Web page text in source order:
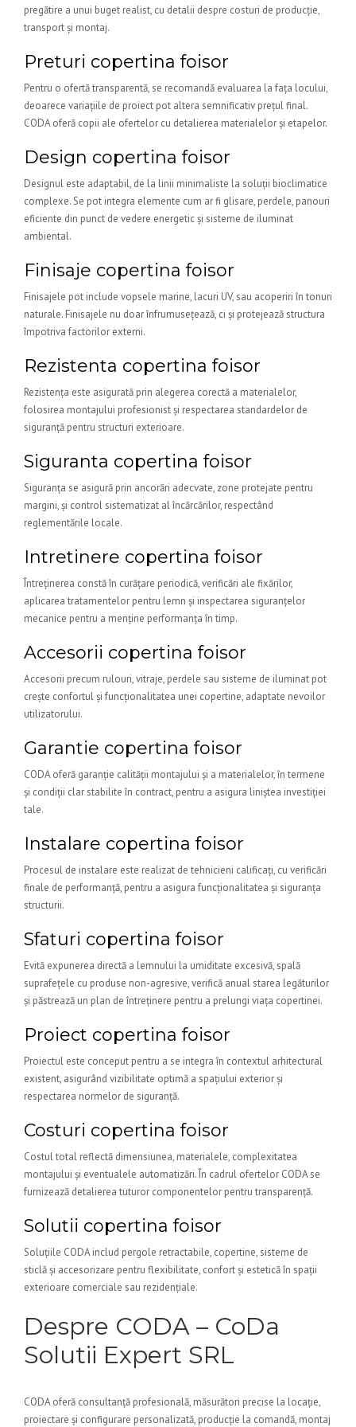
pregătire a unui buget realist, cu detalii despre costuri de producție,
transport și montaj.
Preturi copertina foisor
Pentru o ofertă transparentă, se recomandă evaluarea la fața locului,
deoarece variațiile de proiect pot altera semnificativ prețul final.
CODA oferă copii ale ofertelor cu detalierea materialelor și etapelor.
Design copertina foisor
Designul este adaptabil, de la linii minimaliste la soluții bioclimatice
complexe. Se pot integra elemente cum ar fi glisare, perdele, panouri
eficiente din punct de vedere energetic și sisteme de iluminat
ambiental.
Finisaje copertina foisor
Finisajele pot include vopsele marine, lacuri UV, sau acoperiri în tonuri
naturale. Finisajele nu doar înfrumusețează, ci și protejează structura
împotriva factorilor externi.
Rezistenta copertina foisor
Rezistența este asigurată prin alegerea corectă a materialelor,
folosirea montajului profesionist și respectarea standardelor de
siguranță pentru structuri exterioare.
Siguranta copertina foisor
Siguranța se asigură prin ancorări adecvate, zone protejate pentru
margini, și control sistematizat al încărcărilor, respectând
reglementările locale.
Intretinere copertina foisor
Întreținerea constă în curățare periodică, verificări ale fixărilor,
aplicarea tratamentelor pentru lemn și inspectarea siguranțelor
mecanice pentru a menține performanța în timp.
Accesorii copertina foisor
Accesorii precum rulouri, vitraje, perdele sau sisteme de iluminat pot
crește confortul și funcționalitatea unei copertine, adaptate nevoilor
utilizatorului.
Garantie copertina foisor
CODA oferă garanție calității montajului și a materialelor, în termene
și condiții clar stabilite în contract, pentru a asigura liniștea investiției
tale.
Instalare copertina foisor
Procesul de instalare este realizat de tehnicieni calificați, cu verificări
finale de performanță, pentru a asigura funcționalitatea și siguranța
structurii.
Sfaturi copertina foisor
Evită expunerea directă a lemnului la umiditate excesivă, spală
suprafețele cu produse non-agresive, verifică anual starea legăturilor
și păstrează un plan de întreținere pentru a prelungi viața copertinei.
Proiect copertina foisor
Proiectul este conceput pentru a se integra în contextul arhitectural
existent, asigurând vizibilitate optimă a spațiului exterior și
respectarea normelor de siguranță.
Costuri copertina foisor
Costul total reflectă dimensiunea, materialele, complexitatea
montajului și eventualele automatizări. În cadrul ofertelor CODA se
furnizează detalierea tuturor componentelor pentru transparență.
Solutii copertina foisor
Soluțiile CODA includ pergole retractabile, copertine, sisteme de
sticlă și accesorizare pentru flexibilitate, confort și estetică în spații
exterioare comerciale sau rezidențiale.
Despre CODA – CoDa
Solutii Expert SRL
CODA oferă consultanță profesională, măsurători precise la locație,
proiectare și configurare personalizată, producție la comandă, montaj